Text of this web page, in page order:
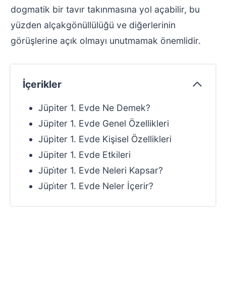
dogmatik bir tavır takınmasına yol açabilir, bu
yüzden alçakgönüllülüğü ve diğerlerinin
görüşlerine açık olmayı unutmamak önemlidir.
İçerikler
Jüpiter 1. Evde Ne Demek?
Jüpiter 1. Evde Genel Özellikleri
Jüpiter 1. Evde Kişisel Özellikleri
Jüpiter 1. Evde Etkileri
Jüpi̇ter 1. Evde Neleri Kapsar?
Jüpi̇ter 1. Evde Neler İçerir?